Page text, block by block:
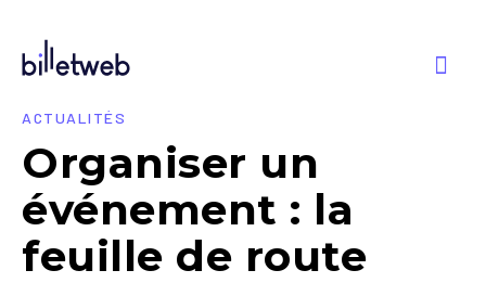
ACTUALITÉS
Organiser un
événement : la
feuille de route